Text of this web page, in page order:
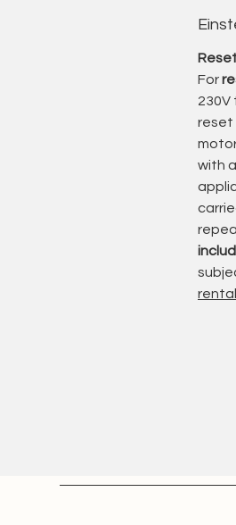
Die
und
For
230V
reset
with a